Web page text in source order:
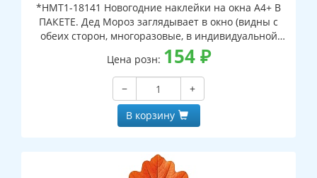
*НМТ1-18141 Новогодние наклейки на окна А4+ В
ПАКЕТЕ. Дед Мороз заглядывает в окно (видны с
обеих сторон, многоразовые, в индивидуальной
упаковке, с европодвесом и клеевым клапаном)
Цена розн: 154₽
−
+
В корзину